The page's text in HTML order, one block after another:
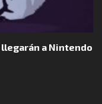
a Nintendo Switch